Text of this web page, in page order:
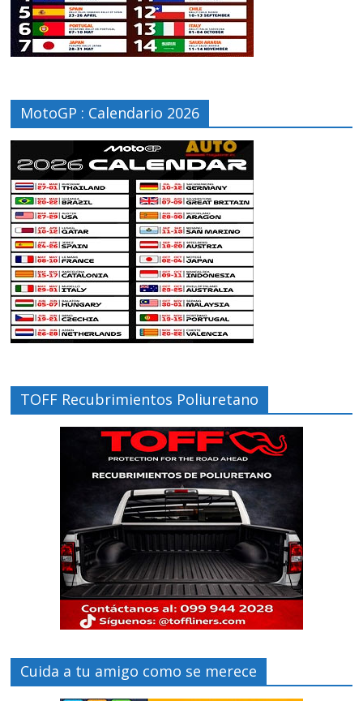
MotoGP : Calendario 2026
TOFF Recubrimientos Poliuretano
Cuida a tu amigo como se merece